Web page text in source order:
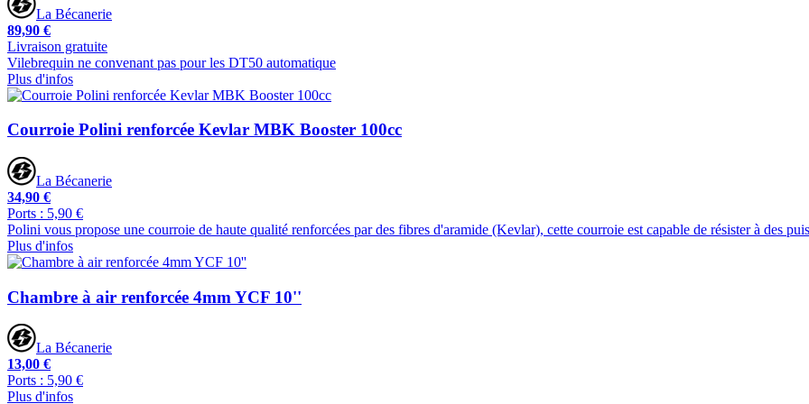
La Bécanerie
89,90 €
Livraison gratuite
Vilebrequin ne convenant pas pour les DT50 automatique
Plus d'infos
Courroie Polini renforcée Kevlar MBK Booster 100cc
La Bécanerie
34,90 €
Ports : 5,90 €
Polini vous propose une courroie de haute qualité renforcées par des fibres d'aramide (Kevlar), cette courroie est capable de résister à des
Plus d'infos
Chambre à air renforcée 4mm YCF 10''
La Bécanerie
13,00 €
Ports : 5,90 €
Plus d'infos